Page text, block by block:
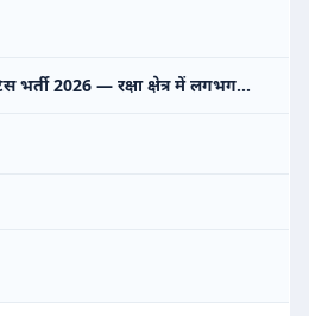
भर्ती 2026 — रक्षा क्षेत्र में लगभग…